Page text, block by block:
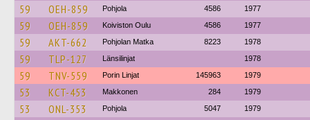
59 OEH-859 Pohjola 4586 1977
59 OEH-859 Koiviston Oulu 4586 1977
59 AKT-662 Pohjolan Matka 8223 1978
59 TLP-127 Länsilinjat 1978
59 TNV-559 Porin Linjat 145963 1979
53 KCT-453 Makkonen 284 1979
53 ONL-353 Pohjola 5047 1979